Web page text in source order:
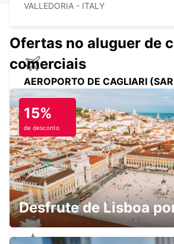
VALLEDORIA - ITALY
AEROPORTO DE CAGLIARI
ELMAS - ITALY
AEROPORTO DE OLBIA
OLBIA - ITALY
Ofertas no aluguer de
comerciais
15%
de desconto
Desfrute de Lisboa